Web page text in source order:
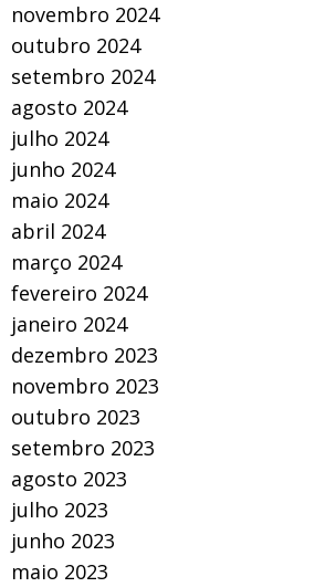
novembro 2024
outubro 2024
setembro 2024
agosto 2024
julho 2024
junho 2024
maio 2024
abril 2024
março 2024
fevereiro 2024
janeiro 2024
dezembro 2023
novembro 2023
outubro 2023
setembro 2023
agosto 2023
julho 2023
junho 2023
maio 2023